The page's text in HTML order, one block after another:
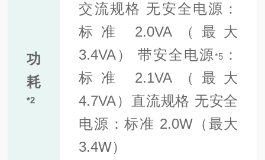
功
耗
*2
交流规格 无安全电源：
标准 2.0VA（最大
3.4VA） 带安全电源*5：
标准 2.1VA（最大
4.7VA） 直流规格 无安全
电源：标准 2.0W（最大
3.4W）